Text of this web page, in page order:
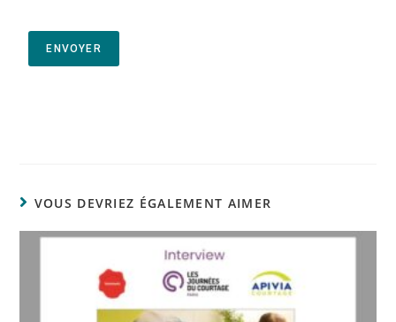
ENVOYER
VOUS DEVRIEZ ÉGALEMENT AIMER